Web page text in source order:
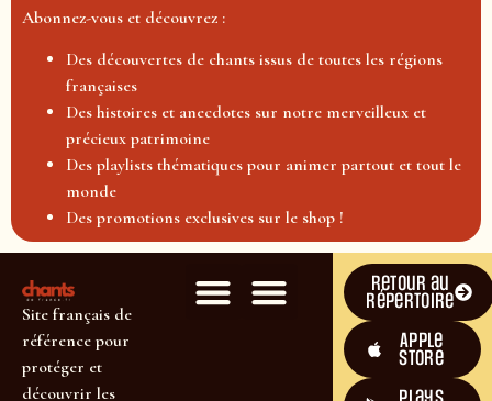
Abonnez-vous et découvrez :
Des découvertes de chants issus de toutes les régions
françaises
Des histoires et anecdotes sur notre merveilleux et
précieux patrimoine
Des playlists thématiques pour animer partout et tout le
monde
Des promotions exclusives sur le shop !
Site français de
référence pour
protéger et
découvrir les
Retour au
répertoire
Apple
Store